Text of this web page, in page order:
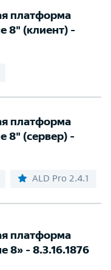
платформа
8" (клиент) -
платформа
8" (сервер) -
ALD Pro 2.4.1
платформа
8» - 8.3.16.1876